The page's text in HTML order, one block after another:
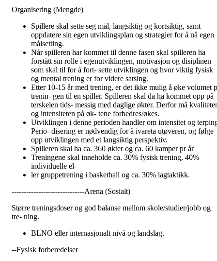
Organisering (Mengde)
Spillere skal sette seg mål, langsiktig og kortsiktig, samt
oppdatere sin egen utviklingsplan og strategier for å nå egen
målsetting.
Når spilleren har kommet til denne fasen skal spilleren ha
forstått sin rolle i egenutviklingen, motivasjon og disiplinen
som skal til for å fort- sette utviklingen og hvor viktig fysisk
og mental trening er for videre satsing.
Etter 10-15 år med trening, er det ikke mulig å øke volumet
trenin- gen til en spiller. Spilleren skal da ha kommet opp på
terskelen tids- messig med daglige økter. Derfor må
og intensiteten på øk- tene forbedres/økes.
Utviklingen i denne perioden handler om intensitet og
Perio- disering er nødvendig for å ivareta utøveren, og følge
opp utviklingen med et langsiktig perspektiv.
Spilleren skal ha ca. 360 økter og ca. 60 kamper pr år
Treningene skal inneholde ca. 30% fysisk trening, 40%
individuelle el-
ler gruppetrening i basketball og ca. 30% lagtaktikk.
------------------------------Arena (Sosialt)
Større treningsdoser og god balanse mellom skole/studier/jobb og
tre- ning.
BLNO eller internasjonalt nivå og landslag.
--Fysisk forberedelser